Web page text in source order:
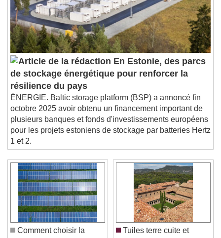
En Estonie, des parcs
de stockage énergétique pour renforcer la
résilience du pays
ÉNERGIE. Baltic storage platform (BSP) a annoncé fin
octobre 2025 avoir obtenu un financement important de
plusieurs banques et fonds d'investissements européens
pour les projets estoniens de stockage par batteries Hertz
1 et 2.